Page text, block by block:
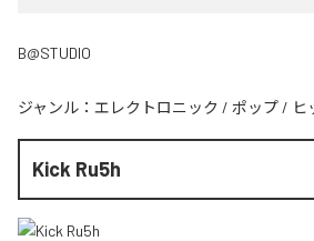
B@STUDIO
ジャンル： エレクトロニック / ポップ / ヒ
Kick Ru5h